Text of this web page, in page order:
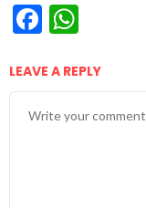
Facebook
LEAVE A REPLY